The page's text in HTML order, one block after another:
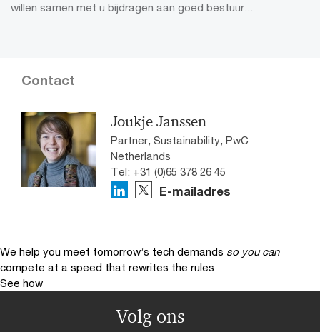
willen samen met u bijdragen aan goed bestuur...
Contact
Joukje Janssen
Partner, Sustainability, PwC
Netherlands
Tel: +31 (0)65 378 26 45
E-mailadres
We help you meet tomorrow’s tech demands so you can
compete at a speed that rewrites the rules
See how
Volg ons